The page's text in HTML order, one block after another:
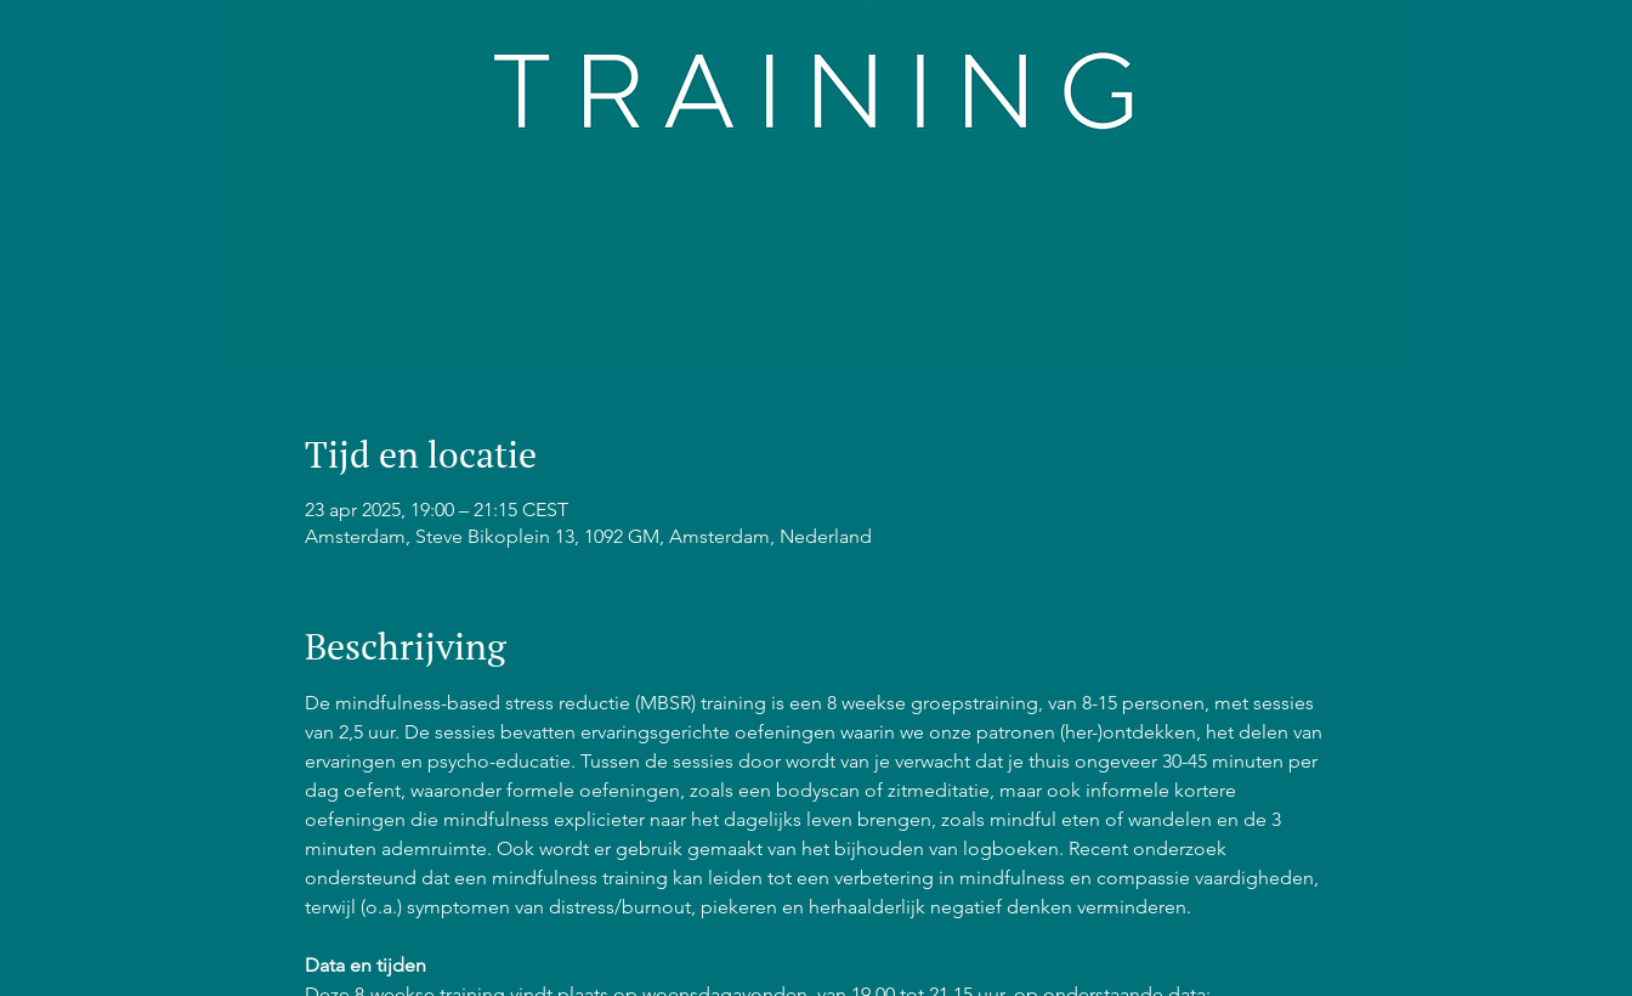
Tijd en locatie
23 apr 2025, 19:00 – 21:15 CEST
Amsterdam, Steve Bikoplein 13, 1092 GM, Amsterdam, Nederland
Beschrijving
De mindfulness-based stress reductie (MBSR) training is een 8 weekse groepstraining, van 8-15 personen, met sessies
van 2,5 uur. De sessies bevatten ervaringsgerichte oefeningen waarin we onze patronen (her-)ontdekken, het delen van
ervaringen en psycho-educatie. Tussen de sessies door wordt van je verwacht dat je thuis ongeveer 30-45 minuten per
dag oefent, waaronder formele oefeningen, zoals een bodyscan of zitmeditatie, maar ook informele kortere
oefeningen die mindfulness explicieter naar het dagelijks leven brengen, zoals mindful eten of wandelen en de 3
minuten ademruimte. Ook wordt er gebruik gemaakt van het bijhouden van logboeken. Recent onderzoek
ondersteund dat een mindfulness training kan leiden tot een verbetering in mindfulness en compassie vaardigheden,
terwijl (o.a.) symptomen van distress/burnout, piekeren en herhaalderlijk negatief denken verminderen.
Data en tijden